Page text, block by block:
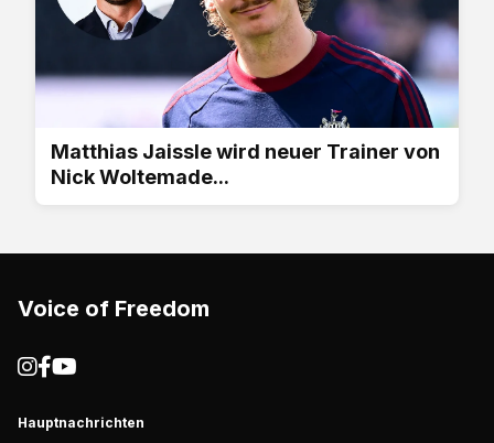
Matthias Jaissle wird neuer Trainer von
Nick Woltemade...
Voice of Freedom
Hauptnachrichten